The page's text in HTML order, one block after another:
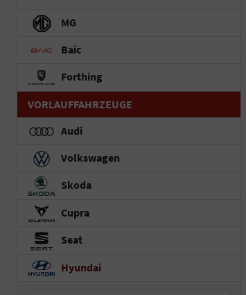
MG
Baic
Forthing
VORLAUFFAHRZEUGE
Audi
Volkswagen
Skoda
Cupra
Seat
Hyundai